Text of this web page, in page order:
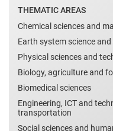
THEMATIC AREAS
Chemical sciences and
Earth system science
Physical sciences and
Biology, agriculture and
Biomedical sciences
Engineering, ICT and
transportation
Social sciences and